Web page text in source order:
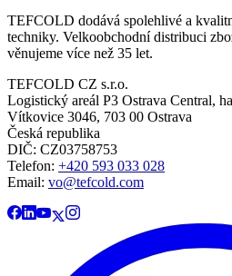
TEFCOLD dodává spolehlivé a
techniky. Velkoobchodní distribuci
věnujeme více než 35 let.
TEFCOLD CZ s.r.o.
Logistický areál P3 Ostrava Central,
Vítkovice 3046, 703 00 Ostrava
Česká republika
DIČ: CZ03758753​​​​​​
Telefon: +420 593 033 028
Email: vo@tefcold.com